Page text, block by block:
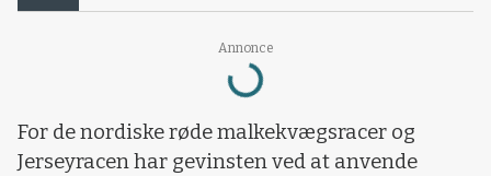
Annonce
Loading...
For de nordiske røde malkekvægsracer og
Jerseyracen har gevinsten ved at anvende